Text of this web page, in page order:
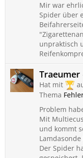
Mir war
Spider über
unpraktisch
Traeumer
Hat mit
Thema
Problem
Mit
und kommt
Der Spider